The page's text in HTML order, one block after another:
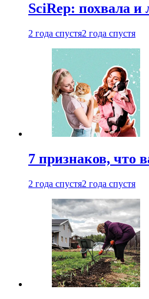
SciRep: похвала
2 года спустя2 года спустя
7 признаков, что
2 года спустя2 года спустя